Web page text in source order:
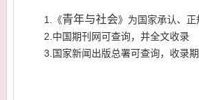
1.《青年与社会》为国家承认、
2.中国期刊网可查询，并全文收录
3.国家新闻出版总署可查询，收录